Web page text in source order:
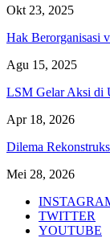
Okt 23, 2025
Hak Berorganisasi
Agu 15, 2025
LSM Gelar Aksi di
Apr 18, 2026
Dilema
Mei 28, 2026
TWITTER
YOUTUBE